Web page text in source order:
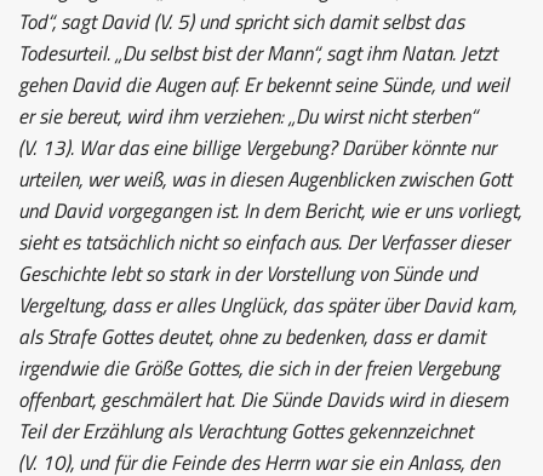
Tod“, sagt David (V. 5) und spricht sich damit selbst das
Todesurteil. „Du selbst bist der Mann“, sagt ihm Natan. Jetzt
gehen David die Augen auf. Er bekennt seine Sünde, und weil
er sie bereut, wird ihm verziehen: „Du wirst nicht sterben“
(V. 13). War das eine billige Vergebung? Darüber könnte nur
urteilen, wer weiß, was in diesen Augenblicken zwischen Gott
und David vorgegangen ist. In dem Bericht, wie er uns vorliegt,
sieht es tatsächlich nicht so einfach aus. Der Verfasser dieser
Geschichte lebt so stark in der Vorstellung von Sünde und
Vergeltung, dass er alles Unglück, das später über David kam,
als Strafe Gottes deutet, ohne zu bedenken, dass er damit
irgendwie die Größe Gottes, die sich in der freien Vergebung
offenbart, geschmälert hat. Die Sünde Davids wird in diesem
Teil der Erzählung als Verachtung Gottes gekennzeichnet
(V. 10), und für die Feinde des Herrn war sie ein Anlass, den